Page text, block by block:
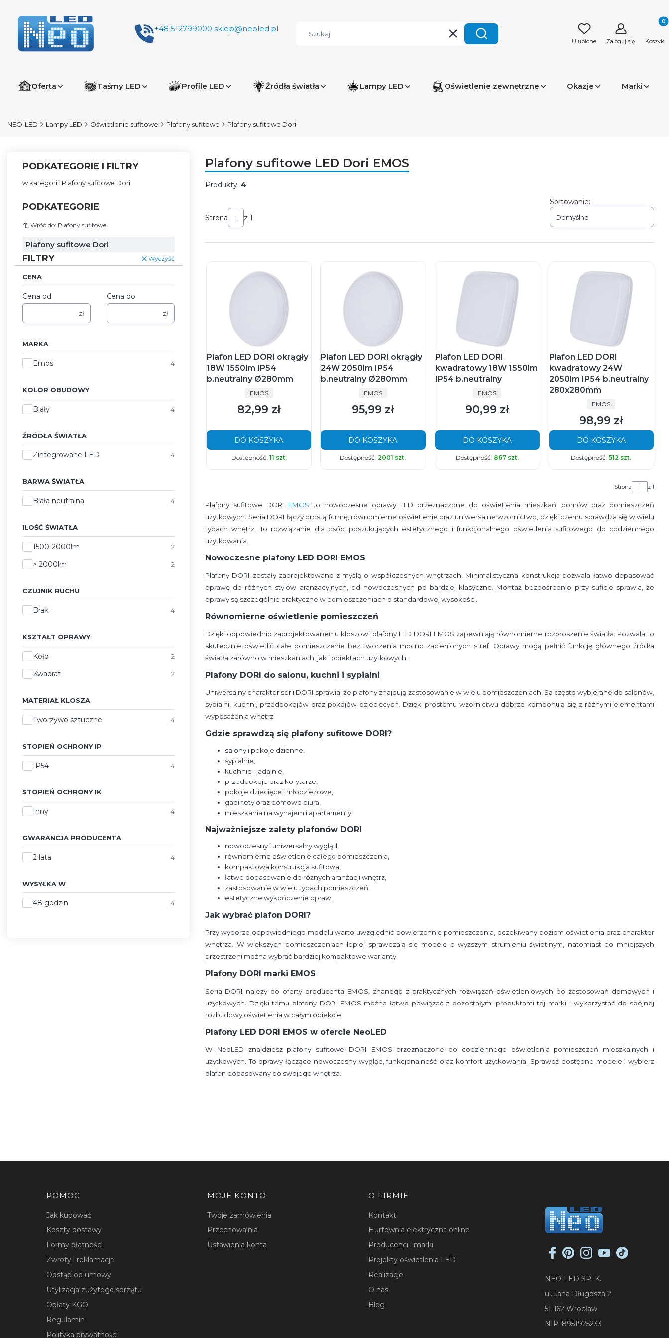
+48 512799000 sklep@neoled.pl
WyczyśćSzukaj Ulubione Zaloguj się Koszyk
Oferta Taśmy LED Profile LED Źródła światła Lampy LED Oświetlenie zewnętrzne Okazje Marki
NEO-LED Lampy LED Oświetlenie sufitowe Plafony sufitowe Plafony sufitowe Dori
PODKATEGORIE I FILTRY
w kategorii: Plafony sufitowe Dori
PODKATEGORIE
Wróć do: Plafony sufitowe
Plafony sufitowe Dori
FILTRY Wyczyść
CENA
Cena od
zł
Cena do
zł
MARKA
Marka
Emos 4
KOLOR OBUDOWY
Kolor obudowy
Biały 4
ŹRÓDŁA ŚWIATŁA
Źródła światła
Zintegrowane LED 4
BARWA ŚWIATŁA
Barwa światła
Biała neutralna 4
ILOŚĆ ŚWIATŁA
Ilość światła
1500-2000lm 2
> 2000lm 2
CZUJNIK RUCHU
Czujnik ruchu
Brak 4
KSZTAŁT OPRAWY
Kształt oprawy
Koło 2
Kwadrat 2
MATERIAŁ KLOSZA
Materiał klosza
Tworzywo sztuczne 4
STOPIEŃ OCHRONY IP
Stopień ochrony IP
IP54 4
STOPIEŃ OCHRONY IK
Stopień ochrony IK
Inny 4
GWARANCJA PRODUCENTA
Gwarancja producenta
2 lata 4
WYSYŁKA W
Wysyłka w
48 godzin 4
Plafony sufitowe LED Dori EMOS
Produkty: 4
Sortowanie:
Domyślne
Strona z 1
Plafon LED DORI okrągły
18W 1550lm IP54
b.neutralny Ø280mm
PRODUCENT
EMOS
Cena
82,99 zł
DO KOSZYKA
Dostępność: 11 szt.
Plafon LED DORI okrągły
24W 2050lm IP54
b.neutralny Ø280mm
PRODUCENT
EMOS
Cena
95,99 zł
DO KOSZYKA
Dostępność: 2001 szt.
Plafon LED DORI
kwadratowy 18W 1550lm
IP54 b.neutralny
PRODUCENT
EMOS
Cena
90,99 zł
DO KOSZYKA
Dostępność: 867 szt.
Plafon LED DORI
kwadratowy 24W
2050lm IP54 b.neutralny
280x280mm
PRODUCENT
EMOS
Cena
98,99 zł
DO KOSZYKA
Dostępność:512 szt.
Strona z 1
Plafony sufitowe DORI EMOS to nowoczesne oprawy LED przeznaczone do oświetlenia mieszkań, domów oraz pomieszczeń
użytkowych. Seria DORI łączy prostą formę, równomierne oświetlenie oraz uniwersalne wzornictwo, dzięki czemu sprawdza się w wielu
typach wnętrz. To rozwiązanie dla osób poszukujących estetycznego i funkcjonalnego oświetlenia sufitowego do codziennego
użytkowania.
Nowoczesne plafony LED DORI EMOS
Plafony DORI zostały zaprojektowane z myślą o współczesnych wnętrzach. Minimalistyczna konstrukcja pozwala łatwo dopasować
oprawę do różnych stylów aranżacyjnych, od nowoczesnych po bardziej klasyczne. Montaż bezpośrednio przy suficie sprawia, że
oprawy są szczególnie praktyczne w pomieszczeniach o standardowej wysokości.
Równomierne oświetlenie pomieszczeń
Dzięki odpowiednio zaprojektowanemu kloszowi plafony LED DORI EMOS zapewniają równomierne rozproszenie światła. Pozwala to
skutecznie oświetlić całe pomieszczenie bez tworzenia mocno zacienionych stref. Oprawy mogą pełnić funkcję głównego źródła
światła zarówno w mieszkaniach, jak i obiektach użytkowych.
Plafony DORI do salonu, kuchni i sypialni
Uniwersalny charakter serii DORI sprawia, że plafony znajdują zastosowanie w wielu pomieszczeniach. Są często wybierane do salonów,
sypialni, kuchni, przedpokojów oraz pokojów dziecięcych. Dzięki prostemu wzornictwu dobrze komponują się z różnymi elementami
wyposażenia wnętrz.
Gdzie sprawdzą się plafony sufitowe DORI?
salony i pokoje dzienne,
sypialnie,
kuchnie i jadalnie,
przedpokoje oraz korytarze,
pokoje dziecięce i młodzieżowe,
gabinety oraz domowe biura,
mieszkania na wynajem i apartamenty.
Najważniejsze zalety plafonów DORI
nowoczesny i uniwersalny wygląd,
równomierne oświetlenie całego pomieszczenia,
kompaktowa konstrukcja sufitowa,
łatwe dopasowanie do różnych aranżacji wnętrz,
zastosowanie w wielu typach pomieszczeń,
estetyczne wykończenie opraw.
Jak wybrać plafon DORI?
Przy wyborze odpowiedniego modelu warto uwzględnić powierzchnię pomieszczenia, oczekiwany poziom oświetlenia oraz charakter
wnętrza. W większych pomieszczeniach lepiej sprawdzają się modele o wyższym strumieniu świetlnym, natomiast do mniejszych
przestrzeni można wybrać bardziej kompaktowe warianty.
Plafony DORI marki EMOS
Seria DORI należy do oferty producenta EMOS, znanego z praktycznych rozwiązań oświetleniowych do zastosowań domowych i
użytkowych. Dzięki temu plafony DORI EMOS można łatwo powiązać z pozostałymi produktami tej marki i wykorzystać do spójnej
rozbudowy oświetlenia w całym obiekcie.
Plafony LED DORI EMOS w ofercie NeoLED
W NeoLED znajdziesz plafony sufitowe DORI EMOS przeznaczone do codziennego oświetlenia pomieszczeń mieszkalnych i
użytkowych. To oprawy łączące nowoczesny wygląd, funkcjonalność oraz komfort użytkowania. Sprawdź dostępne modele i wybierz
plafon dopasowany do swojego wnętrza.
Linki w stopce
POMOC
Jak kupować
Koszty dostawy
Formy płatności
Zwroty i reklamacje
Odstąp od umowy
Utylizacja zużytego sprzętu
Opłaty KGO
Regulamin
Polityka prywatności
MOJE KONTO
Twoje zamówienia
Przechowalnia
Ustawienia konta
O FIRMIE
Kontakt
Hurtownia elektryczna online
Producenci i marki
Projekty oświetlenia LED
Realizacje
O nas
Blog
NEO-LED SP. K.
ul. Jana Długosza 2
51-162 Wrocław
NIP: 8951925233